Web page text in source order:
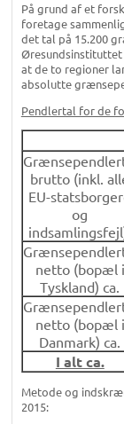
På grund af et
foretage
det tal på 15.200
at de to regioner
absolutte
Pendlertal for de
brutto (inkl.
EU-
og
netto (bopæl i
Tyskland) ca.
netto (bopæl i
Danmark) ca.
I alt ca.
Metode og
2015: